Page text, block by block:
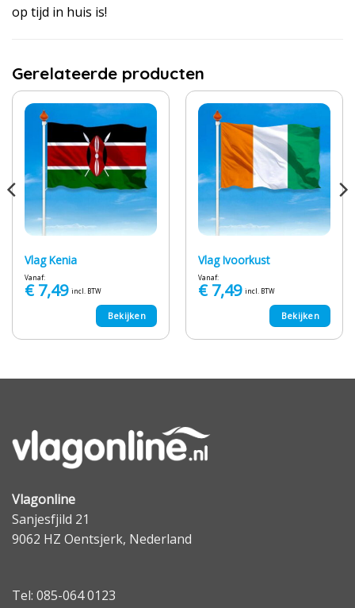
op tijd in huis is!
Gerelateerde producten
Vlag Kenia
Vanaf:
€7,49 incl. BTW
Bekijken
Vlag Ivoorkust
Vanaf:
€7,49 incl. BTW
Bekijken
Vlagonline
Sanjesfjild 21
9062 HZ Oentsjerk, Nederland
Tel: 085-064 0123